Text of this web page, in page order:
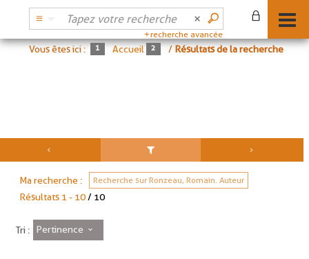
recherche avancée
Vous êtes ici : Accueil /Résultats de la recherche
Ma recherche : Recherche sur Ronzeau, Romain. Auteur
Résultats 1 - 10 / 10
Tri : Pertinence